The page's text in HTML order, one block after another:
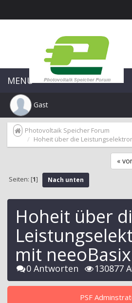
MENU
Gast
Photovoltaik Speicher Forum
Hoheit über die
«
Seiten: [1] Nach unten
Hoheit über
mit neeoBasix
0 Antworten 130877
PSF